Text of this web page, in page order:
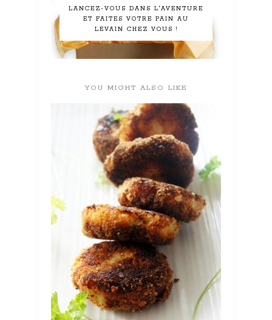
LANCEZ-VOUS DANS L'AVENTURE
ET FAITES VOTRE PAIN AU
LEVAIN CHEZ VOUS !
YOU MIGHT ALSO LIKE